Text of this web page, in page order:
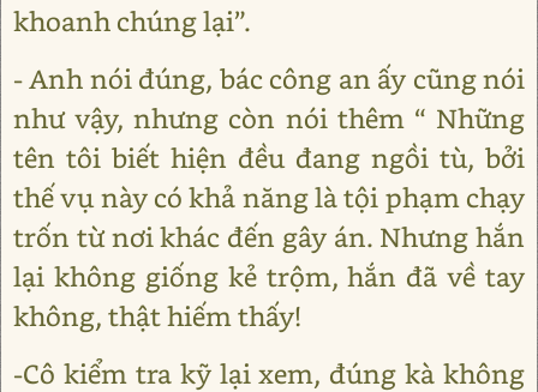
khoanh chúng lại”.
- Anh nói đúng, bác công an ấy cũng nói
như vậy, nhưng còn nói thêm “ Những
tên tôi biết hiện đều đang ngồi tù, bởi
thế vụ này có khả năng là tội phạm chạy
trốn từ nơi khác đến gây án. Nhưng hắn
lại không giống kẻ trộm, hắn đã về tay
không, thật hiếm thấy!
-Cô kiểm tra kỹ lại xem, đúng kà không